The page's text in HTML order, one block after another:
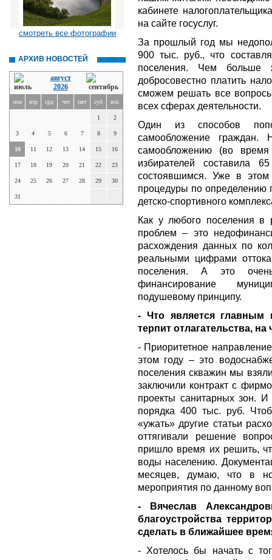
смотреть все фотографии
АРХИВ НОВОСТЕЙ
август
2026
пон втр срд чет пят суб вск
1 2
3 4 5 6 7 8 9
10 11 12 13 14 15 16
17 18 19 20 21 22 23
24 25 26 27 28 29 30
31
кабинете
на сайте госуслуг.
За прошлый год мы
900 тыс. руб., что
поселения. Чем больше
добросовестно платить
сможем решать все
всех сферах деятельности.
Один из способов
самообложение
самообложению (во время
избирателей составила
состоявшимся. Уже в этом
процедуры по определению
детско-спортивного
Как у любого поселения в
проблем – это
расхождения данных по
реальными цифрами
поселения. А это
финансирование
подушевому принципу.
- Что является главным
терпит отлагательства,
- Приоритетное
этом году – это
поселения скважин мы
заключили контракт с
проекты санитарных зон.
порядка 400 тыс. руб.
«ужать» другие статьи
оттягивали решение
пришло время их решить,
воды населению.
месяцев, думаю, что в
мероприятия по данному
- Вячеслав
благоустройства
сделать в ближайшее
- Хотелось бы начать с